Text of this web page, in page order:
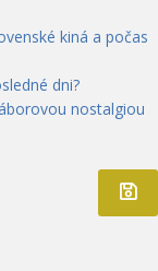
kiná a počas
dni?
nostalgiou